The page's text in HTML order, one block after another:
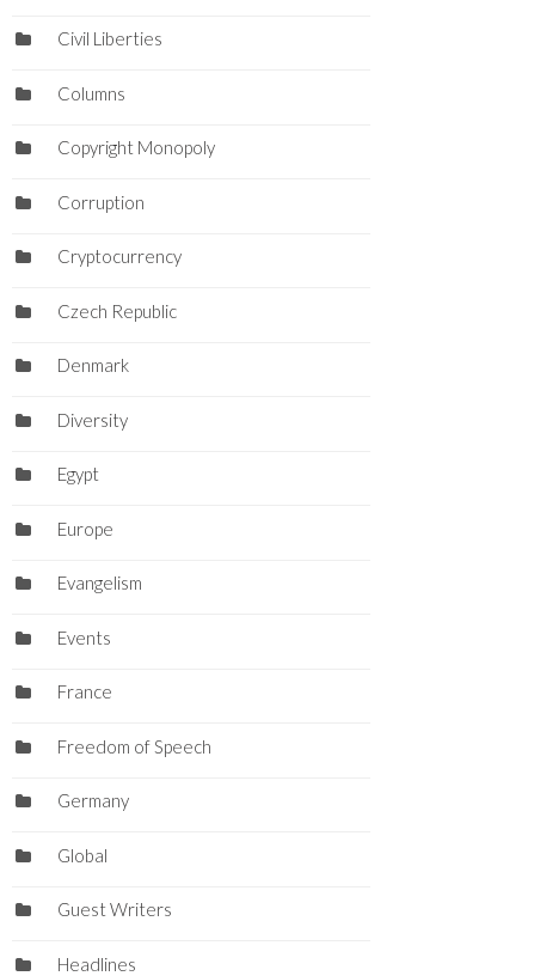
Civil Liberties
Columns
Copyright Monopoly
Corruption
Cryptocurrency
Czech Republic
Denmark
Diversity
Egypt
Europe
Evangelism
Events
France
Freedom of Speech
Germany
Global
Guest Writers
Headlines